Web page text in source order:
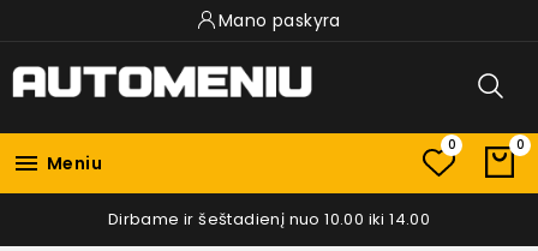
Mano paskyra
 Meniu
0 0
Dirbame ir šeštadienį nuo 10.00 iki 14.00